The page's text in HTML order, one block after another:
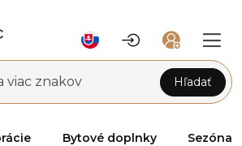
viac znakov Hľadať
Bytové doplnky Sezóna